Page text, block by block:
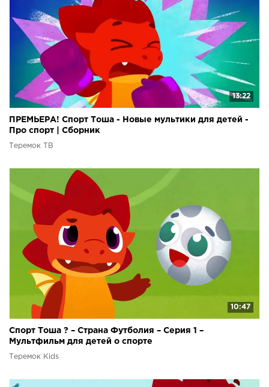
13:22
ПРЕМЬЕРА! Спорт Тоша - Новые мультики для детей -
Про спорт | Сборник
Теремок ТВ
10:47
Спорт Тоша ? – Страна Футболия – Серия 1 –
Мультфильм для детей о спорте
Теремок Kids